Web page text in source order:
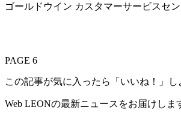
ゴールドウイン カスタマーサービスセ
PAGE 6
この記事が気に入ったら「いいね！」し
Web LEONの最新ニュースをお届けしま